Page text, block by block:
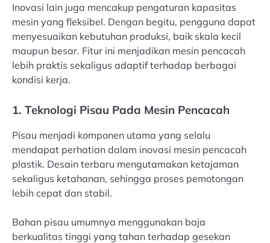
Inovasi lain juga mencakup pengaturan kapasitas
mesin yang fleksibel. Dengan begitu, pengguna dapat
menyesuaikan kebutuhan produksi, baik skala kecil
maupun besar. Fitur ini menjadikan mesin pencacah
lebih praktis sekaligus adaptif terhadap berbagai
kondisi kerja.
1. Teknologi Pisau Pada Mesin Pencacah
Pisau menjadi komponen utama yang selalu
mendapat perhatian dalam inovasi mesin pencacah
plastik. Desain terbaru mengutamakan ketajaman
sekaligus ketahanan, sehingga proses pemotongan
lebih cepat dan stabil.
Bahan pisau umumnya menggunakan baja
berkualitas tinggi yang tahan terhadap gesekan